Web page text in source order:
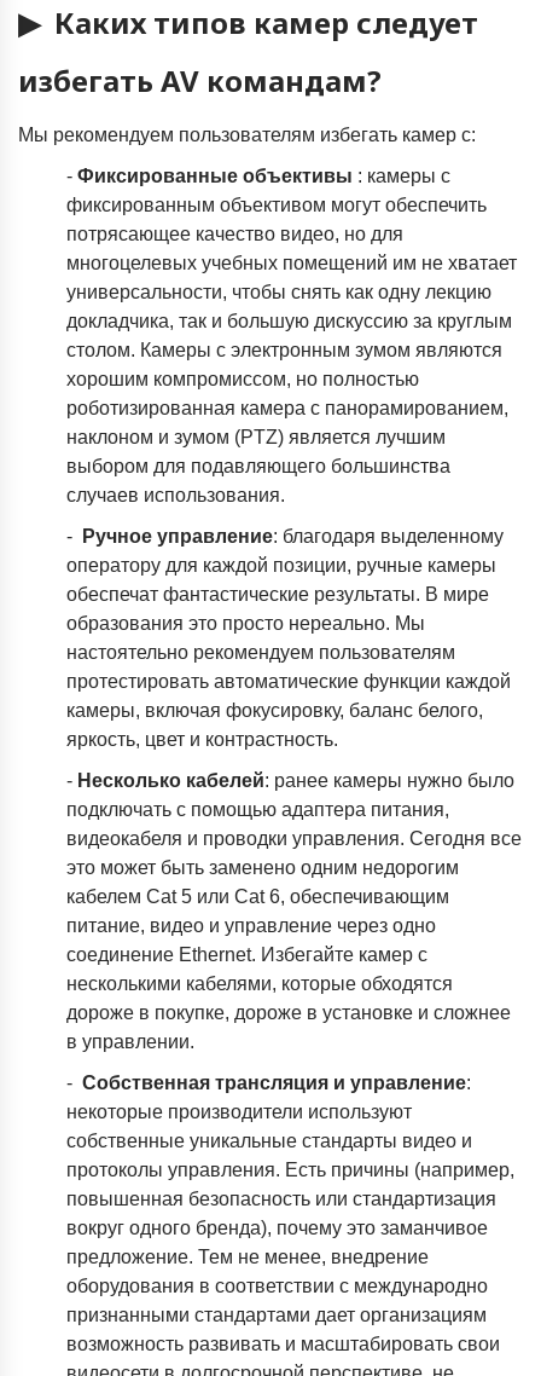
▶ Каких типов камер следует
избегать AV командам?
Мы рекомендуем пользователям избегать камер с:
- Фиксированные объективы : камеры с
фиксированным объективом могут обеспечить
потрясающее качество видео, но для
многоцелевых учебных помещений им не хватает
универсальности, чтобы снять как одну лекцию
докладчика, так и большую дискуссию за круглым
столом. Камеры с электронным зумом являются
хорошим компромиссом, но полностью
роботизированная камера с панорамированием,
наклоном и зумом (PTZ) является лучшим
выбором для подавляющего большинства
случаев использования.
-
Ручное управление: благодаря выделенному
оператору для каждой позиции, ручные камеры
обеспечат фантастические результаты. В мире
образования это просто нереально. Мы
настоятельно рекомендуем пользователям
протестировать автоматические функции каждой
камеры, включая фокусировку, баланс белого,
яркость, цвет и контрастность.
- Несколько кабелей: ранее камеры нужно было
подключать с помощью адаптера питания,
видеокабеля и проводки управления. Сегодня все
это может быть заменено одним недорогим
кабелем Cat 5 или Cat 6, обеспечивающим
питание, видео и управление через одно
соединение Ethernet. Избегайте камер с
несколькими кабелями, которые обходятся
дороже в покупке, дороже в установке и сложнее
в управлении.
- Собственная трансляция и управление:
некоторые производители используют
собственные уникальные стандарты видео и
протоколы управления. Есть причины (например,
повышенная безопасность или стандартизация
вокруг одного бренда), почему это заманчивое
предложение. Тем не менее, внедрение
оборудования в соответствии с международно
признанными стандартами дает организациям
возможность развивать и масштабировать свои